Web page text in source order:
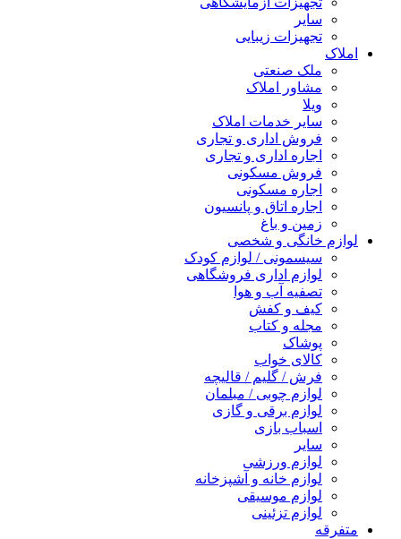
سایر
تجهیزات زیبایی
املاک
ملک صنعتی
مشاور املاک
ویلا
سایر خدمات املاک
فروش اداری و تجاری
اجاره اداری و تجاری
فروش مسکونی
اجاره مسکونی
اجاره اتاق و پانسیون
زمین و باغ
لوازم خانگی و شخصی
سیسمونی / لوازم کودک
لوازم اداری فروشگاهی
تصفیه آب و هوا
کیف و کفش
مجله و کتاب
پوشاک
کالای خواب
فرش / گلیم / قالیچه
لوازم چوبی / مبلمان
لوازم برقی و گازی
اسباب بازی
سایر
لوازم ورزشی
لوازم خانه و آشپزخانه
لوازم موسیقی
لوازم تزئینی
متفرقه